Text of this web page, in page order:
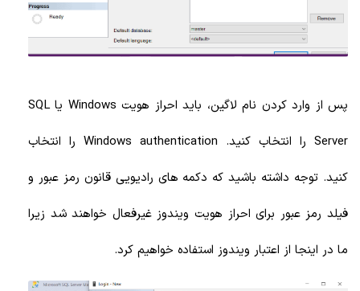
پس از وارد کردن نام لاگین، باید احراز هویت Windows یا SQL
Server را انتخاب کنید. Windows authentication را انتخاب
کنید. توجه داشته باشید که دکمه های رادیویی قانون رمز عبور و
فیلد رمز عبور برای احراز هویت ویندوز غیرفعال خواهند شد زیرا
ما در اینجا از اعتبار ویندوز استفاده خواهیم کرد.